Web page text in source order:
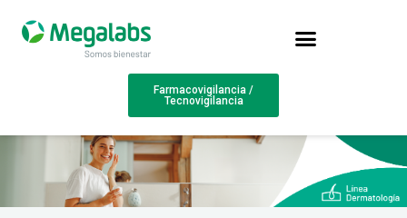
Farmacovigilancia /
Tecnovigilancia